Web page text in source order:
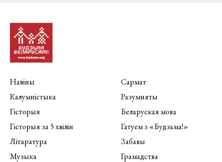
Навіны
Калумністыка
Гісторыя
Гісторыя за 5 хвілін
Літаратура
Музыка
Сармат
Разумняты
Беларуская мова
Гатуем з «Будзьма!»
Забавы
Грамадства